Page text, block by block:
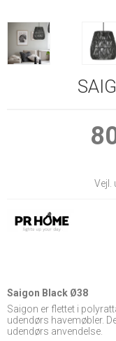
Vejl.
Saigon Black Ø38
Saigon er flettet i
udendørs havemøbler.
udendørs anvendelse.